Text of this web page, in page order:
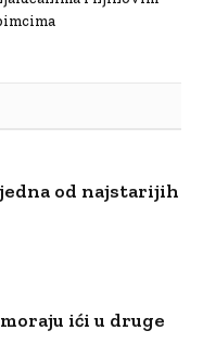
od najstarijih
ići u druge